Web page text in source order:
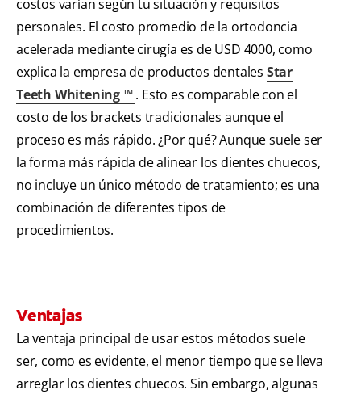
costos varían según tu situación y requisitos
personales. El costo promedio de la ortodoncia
acelerada mediante cirugía es de USD 4000, como
explica la empresa de productos dentales Star
Teeth Whitening ™. Esto es comparable con el
costo de los brackets tradicionales aunque el
proceso es más rápido. ¿Por qué? Aunque suele ser
la forma más rápida de alinear los dientes chuecos,
no incluye un único método de tratamiento; es una
combinación de diferentes tipos de
procedimientos.
Ventajas
La ventaja principal de usar estos métodos suele
ser, como es evidente, el menor tiempo que se lleva
arreglar los dientes chuecos. Sin embargo, algunas